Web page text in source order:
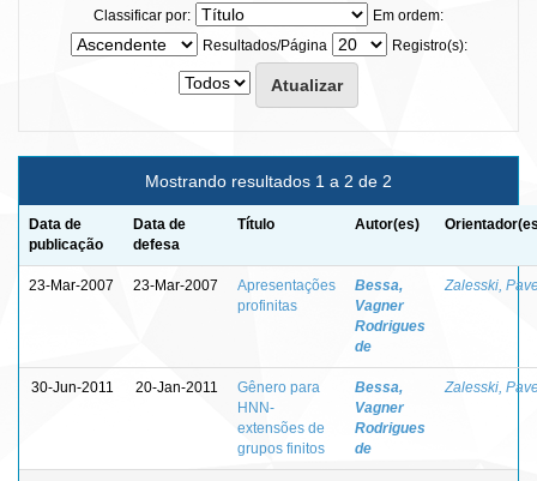
Classificar por:
Em ordem:
Resultados/Página
Registro(s):
Mostrando resultados 1 a 2 de 2
Data de
publicação
Data de
defesa
Título Autor(es)
23-Mar-2007 23-Mar-2007
Apresentações
profinitas
Bessa,
Vagner
Rodrigues
de
Zalesski,
30-Jun-2011 20-Jan-2011
Gênero para
HNN-
extensões de
grupos finitos
Bessa,
Vagner
Rodrigues
de
Zalesski,